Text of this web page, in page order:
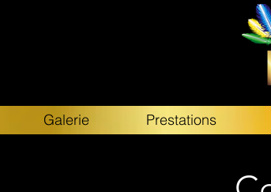
Galerie Prestations